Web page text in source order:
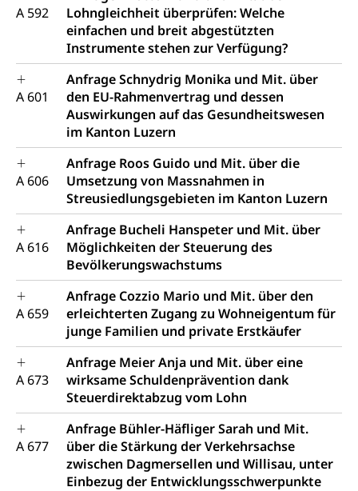
A 592
Lohngleichheit überprüfen: Welche
einfachen und breit abgestützten
Instrumente stehen zur Verfügung?
A 601
Anfrage Schnydrig Monika und Mit. über
den EU-Rahmenvertrag und dessen
Auswirkungen auf das Gesundheitswesen
im Kanton Luzern
A 606
Anfrage Roos Guido und Mit. über die
Umsetzung von Massnahmen in
Streusiedlungsgebieten im Kanton Luzern
A 616
Anfrage Bucheli Hanspeter und Mit. über
Möglichkeiten der Steuerung des
Bevölkerungswachstums
A 659
Anfrage Cozzio Mario und Mit. über den
erleichterten Zugang zu Wohneigentum für
junge Familien und private Erstkäufer
A 673
Anfrage Meier Anja und Mit. über eine
wirksame Schuldenprävention dank
Steuerdirektabzug vom Lohn
A 677
Anfrage Bühler-Häfliger Sarah und Mit.
über die Stärkung der Verkehrsachse
zwischen Dagmersellen und Willisau, unter
Einbezug der Entwicklungsschwerpunkte